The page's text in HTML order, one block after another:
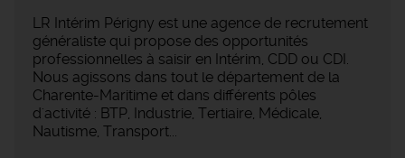
LR Intérim Périgny est une agence de recrutement
généraliste qui propose des opportunités
professionnelles à saisir en Intérim, CDD ou CDI.
Nous agissons dans tout le département de la
Charente-Maritime et dans différents pôles
d'activité : BTP, Industrie, Tertiaire, Médicale,
Nautisme, Transport...